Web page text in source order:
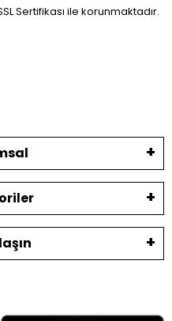
Sertifikası ile korunmaktadır.